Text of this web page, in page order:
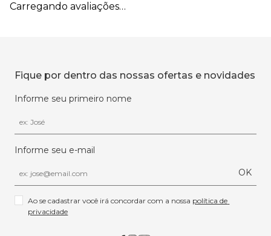
Carregando avaliações…
Fique por dentro das nossas ofertas e novidades
Informe seu primeiro nome
Informe seu e-mail
OK
Ao se cadastrar você irá concordar com a nossa política de
privacidade